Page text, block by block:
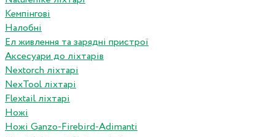
Кемпінгові
Налобні
Ел живлення та зарядні пристрої
Аксесуари до ліхтарів
Nextorch ліхтарі
NexTool ліхтарі
Flextail ліхтарі
Ножі
Ножі Ganzo-Firebird-Adimanti